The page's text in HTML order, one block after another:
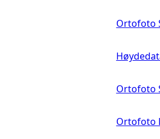
Ortofoto
Ortofoto
Ortofoto